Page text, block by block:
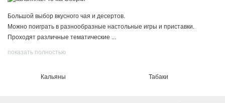
Большой выбор вкусного чая и десертов.
Можно поиграть в разнообразные настольные игры и приставки.
Проходят различные тематические ...
показать полностью
Кальяны Табаки